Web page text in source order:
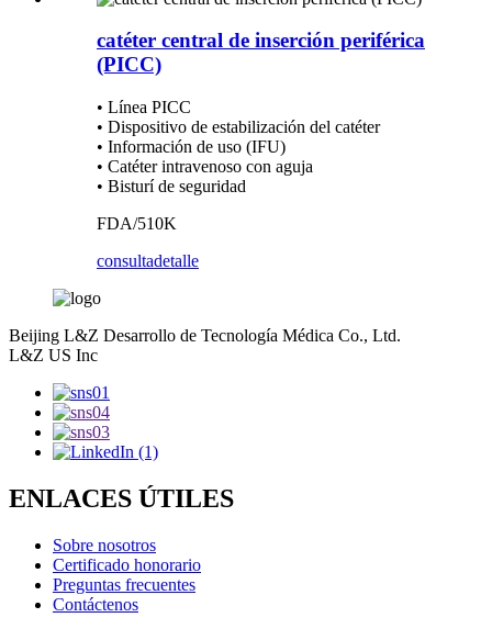
catéter central de inserción periférica
(PICC)
• Línea PICC
• Dispositivo de estabilización del catéter
• Información de uso (IFU)
• Catéter intravenoso con aguja
• Bisturí de seguridad
FDA/510K
consultadetalle
Beijing L&Z Desarrollo de Tecnología Médica Co., Ltd.
L&Z US Inc
ENLACES ÚTILES
Sobre nosotros
Certificado honorario
Preguntas frecuentes
Contáctenos